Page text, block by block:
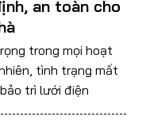
an toàn cho
trong mọi hoạt
tình trạng mất
trì lưới điện